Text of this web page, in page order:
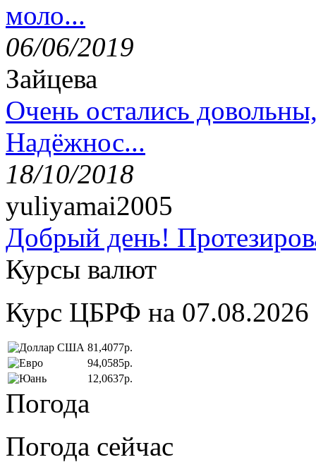
моло...
06/06/2019
Зайцева
Очень остались
Надёжнос...
18/10/2018
yuliyamai2005
Добрый день!
Курсы валют
Курс ЦБРФ на 07.08.2026
81,4077р.
94,0585р.
12,0637р.
Погода
Погода сейчас